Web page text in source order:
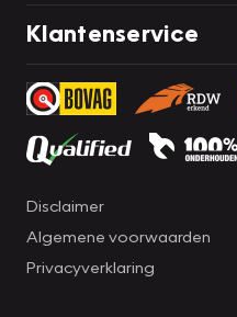
Klantenservice
Disclaimer
Algemene voorwaarden
Privacyverklaring